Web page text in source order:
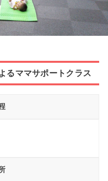
るママサポートクラス